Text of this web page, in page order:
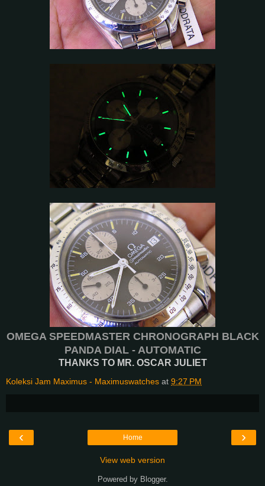
OMEGA SPEEDMASTER CHRONOGRAPH BLACK
PANDA DIAL - AUTOMATIC
THANKS TO MR. OSCAR JULIET
Koleksi Jam Maximus - Maximuswatches at 9:27 PM
‹ ›
Home
View web version
Powered by Blogger.